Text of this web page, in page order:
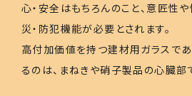
心・安全はもちろんのこと、意匠性
災・防犯機能が必要とされます。
高付加価値を持つ建材用ガラスで
るのは、まねきや硝子製品の心臓部